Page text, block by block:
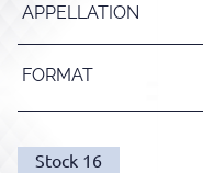
APPELLATION
FORMAT
Stock 16